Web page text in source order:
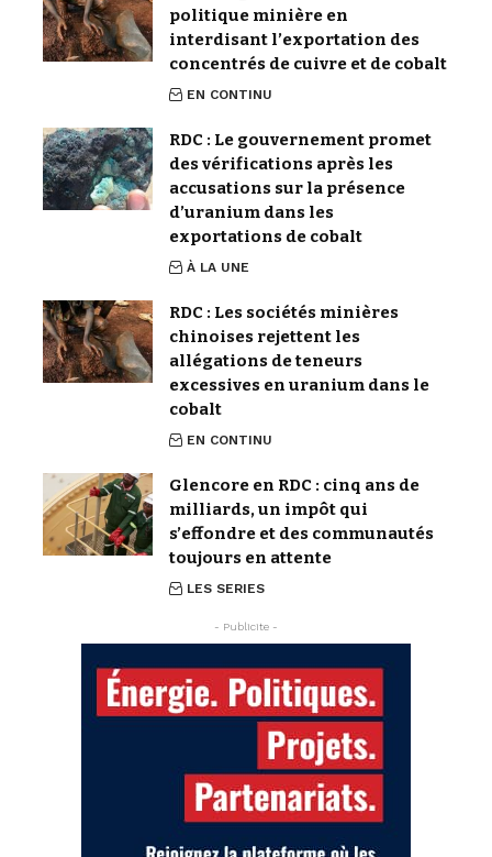
politique minière en
interdisant l’exportation des
concentrés de cuivre et de cobalt
EN CONTINU
RDC : Le gouvernement promet
des vérifications après les
accusations sur la présence
d’uranium dans les
exportations de cobalt
À LA UNE
RDC : Les sociétés minières
chinoises rejettent les
allégations de teneurs
excessives en uranium dans le
cobalt
EN CONTINU
Glencore en RDC : cinq ans de
milliards, un impôt qui
s’effondre et des communautés
toujours en attente
LES SERIES
- Publicite -